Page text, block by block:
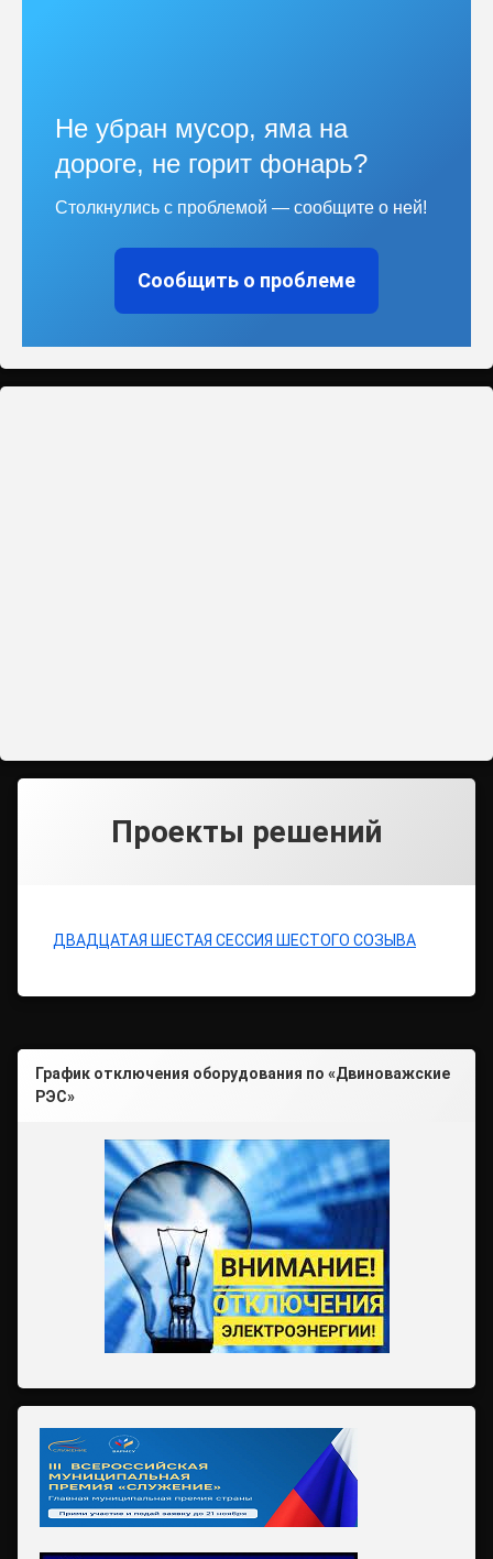
Не убран мусор, яма на
дороге, не горит фонарь?
Столкнулись с проблемой — сообщите о ней!
Сообщить о проблеме
Проекты решений
ДВАДЦАТАЯ ШЕСТАЯ СЕССИЯ ШЕСТОГО СОЗЫВА
График отключения оборудования по «Двиноважские
РЭС»